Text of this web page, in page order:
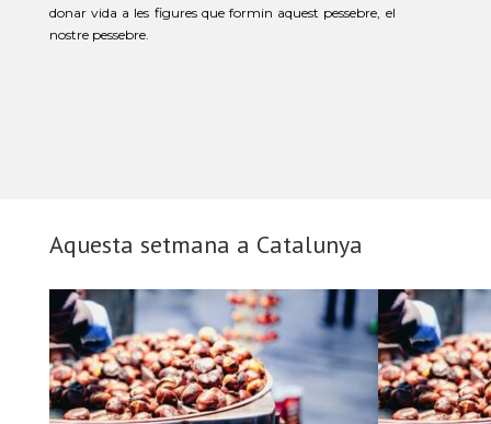
donar vida a les figures que formin aquest pessebre, el
nostre pessebre.
Aquesta setmana a Catalunya